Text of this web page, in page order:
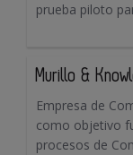
prueba piloto
Murillo &
Empresa de
como objetivo
procesos de